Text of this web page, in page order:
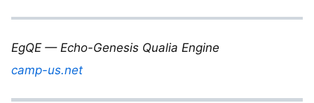
EgQE — Echo-Genesis Qualia Engine
camp-us.net